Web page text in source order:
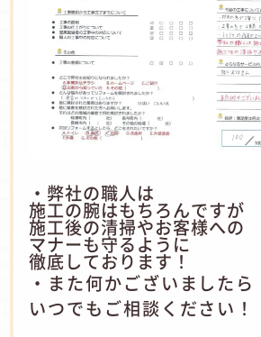
・弊社の職人は
施工の腕はもちろんですが
施工後の清掃やお客様への
マナーも守るように
徹底しております！
・また何かございましたら
いつでもご相談ください！